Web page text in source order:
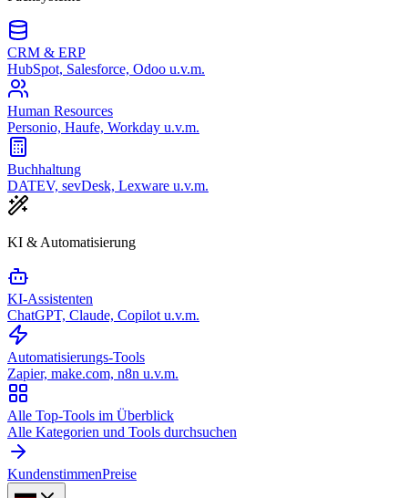
CRM & ERP
HubSpot, Salesforce, Odoo u.v.m.
Human Resources
Personio, Haufe, Workday u.v.m.
Buchhaltung
DATEV, sevDesk, Lexware u.v.m.
KI & Automatisierung
KI-Assistenten
ChatGPT, Claude, Copilot u.v.m.
Automatisierungs-Tools
Zapier, make.com, n8n u.v.m.
Alle Top-Tools im Überblick
Alle Kategorien und Tools durchsuchen
KundenstimmenPreise